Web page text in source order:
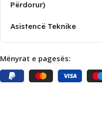
Përdorur)
Asistencë Teknike
Mënyrat e pagesës: